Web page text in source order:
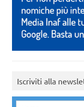
Iscriviti alla